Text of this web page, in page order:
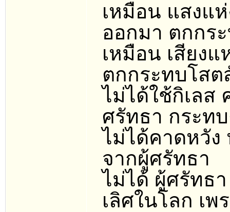
เหมือน แสงแ
ออกมา ตกกร
เหมือน เสียง
ตกกระทบโส
ไม่ได้ใช้กิเลส
ศรัทธา กระท
ไม่ได้คาดหวัง
จากผู้ศรัทธา
ไม่ได้ ผู้ศรัทธ
เลิศในโลก เ